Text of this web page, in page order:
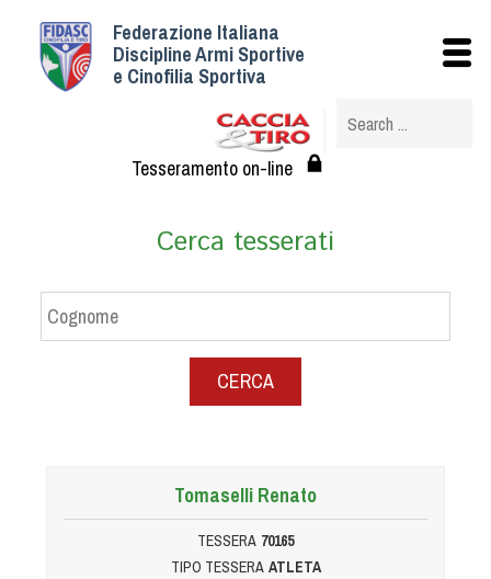
Federazione Italiana
Discipline Armi Sportive
e Cinofilia Sportiva
Tesseramento on-line
Cerca tesserati
CERCA
Tomaselli Renato
TESSERA 70165
TIPO TESSERA ATLETA
Istituzionale
Struttura
Albo Veterinari federali
Tesseramento e Affiliazioni
Circolari
Assicurazione
Convenzioni
Albo Fornitori
Referenti e gruppi di lavoro regionali
Scuole Federali